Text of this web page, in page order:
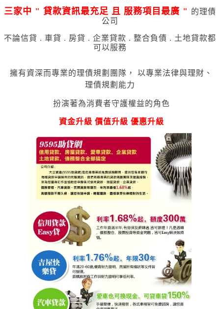
三家中 " 貸款資訊最充足 且 服務項目最廣 " 的理債
公司
不論信貸 . 車貸 . 房貸 . 企業貸款 . 整合負債 . 土地貸款都
可以服務
擁有資深而專業的理債規劃團隊， 以專業法律與理財、
理債規劃能力
扮演著為消費者守護權益的角色
資金升級 價值升級 優惠升級